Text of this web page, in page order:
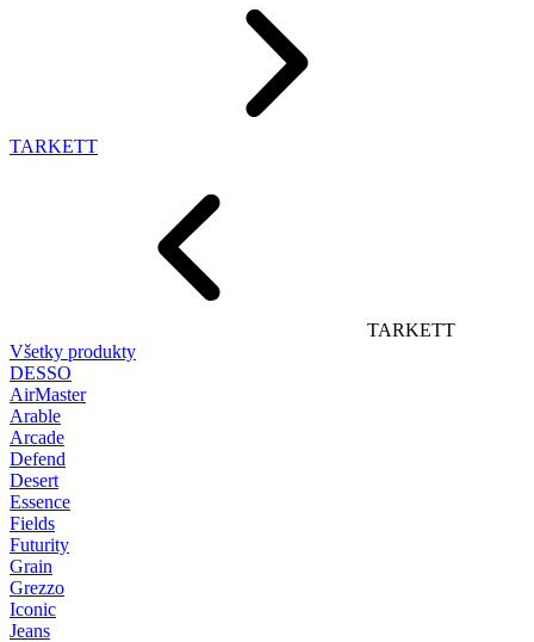
TARKETT
TARKETT
Všetky produkty
DESSO
AirMaster
Arable
Arcade
Defend
Desert
Essence
Fields
Futurity
Grain
Grezzo
Iconic
Jeans